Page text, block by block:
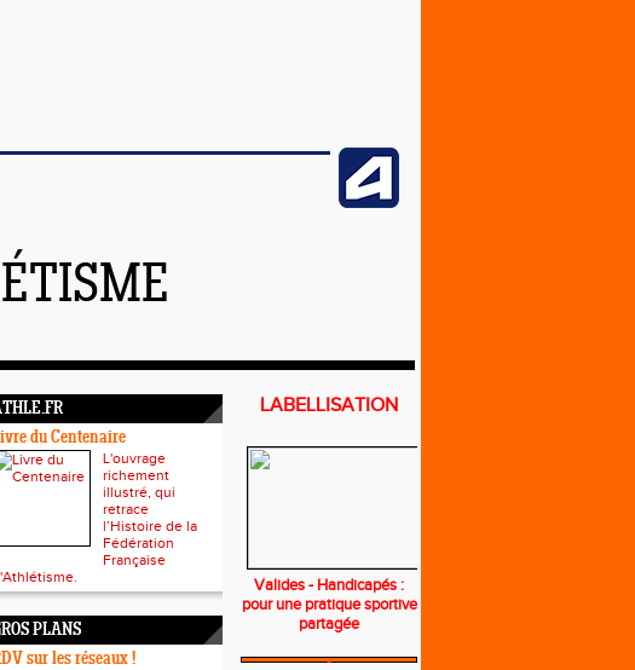
du Centenaire
L'ouvrage
richement
illustré, qui
retrace
l’Histoire de la
Fédération
Française
PLANS
sur les réseaux !
LABELLISATION
Valides - Handicapés :
pour une pratique sportive
partagée